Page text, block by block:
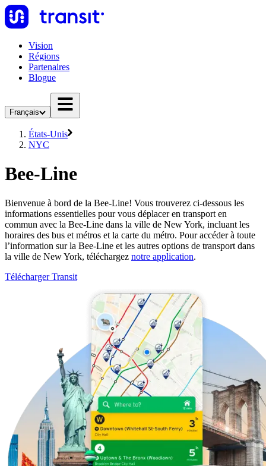
Vision
Régions
Partenaires
Blogue
Français
États-Unis
NYC
Bee-Line
Bienvenue à bord de la Bee-Line! Vous trouverez ci-dessous les
informations essentielles pour vous déplacer en transport en
commun avec la Bee-Line dans la ville de New York, incluant les
horaires des bus et métros et la carte du métro. Pour accéder à toute
l’information sur la Bee-Line et les autres options de transport dans
la ville de New York, téléchargez notre application.
Télécharger Transit